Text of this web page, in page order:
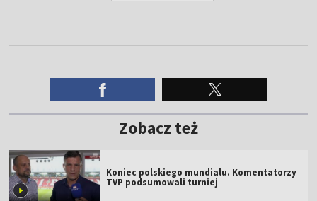
Zobacz też
Koniec polskiego mundialu. Komentatorzy
TVP podsumowali turniej